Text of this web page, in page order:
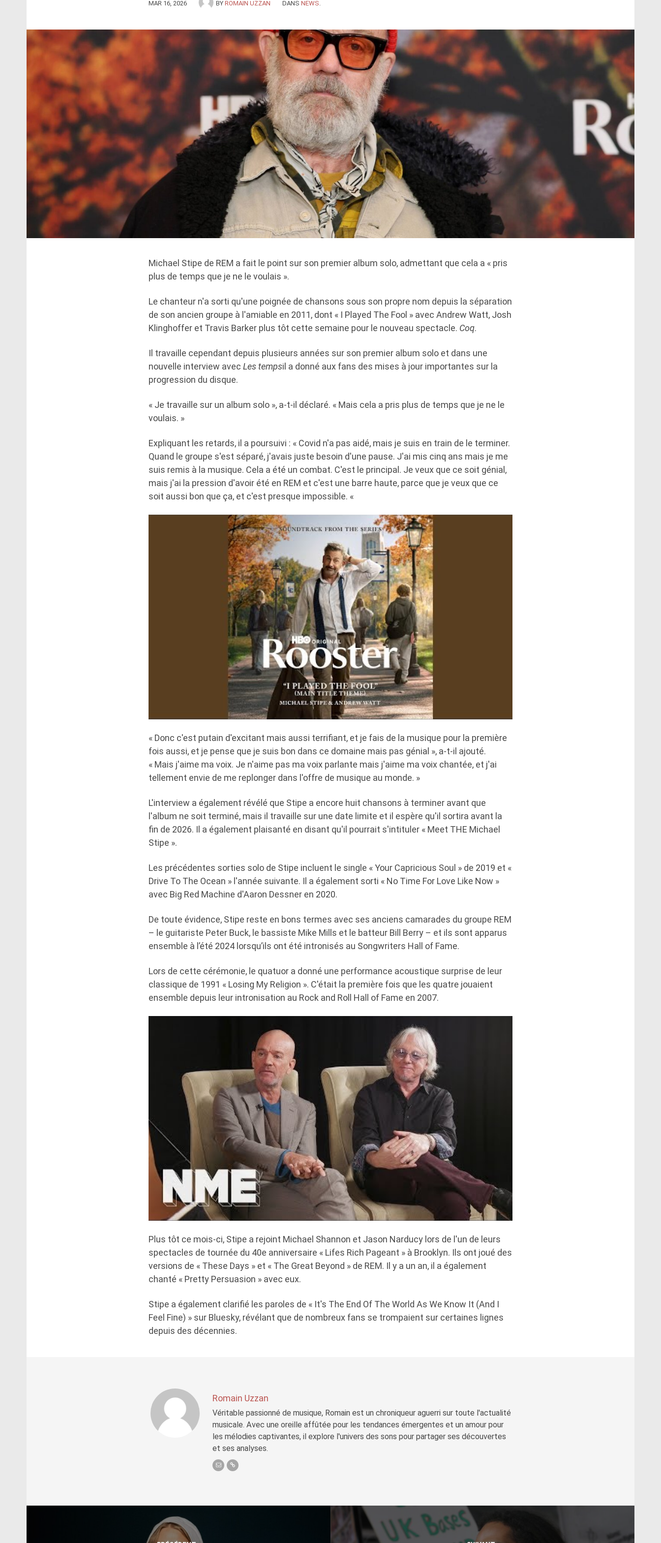
MAR 16, 2026 BY ROMAIN UZZAN DANS NEWS
Michael Stipe de REM a fait le point sur son premier album solo, admettant que cela a « pris
plus de temps que je ne le voulais ».
Le chanteur n'a sorti qu'une poignée de chansons sous son propre nom depuis la séparation
de son ancien groupe à l'amiable en 2011, dont « I Played The Fool » avec Andrew Watt, Josh
Klinghoffer et Travis Barker plus tôt cette semaine pour le nouveau spectacle. Coq.
Il travaille cependant depuis plusieurs années sur son premier album solo et dans une
nouvelle interview avec Les tempsil a donné aux fans des mises à jour importantes sur la
progression du disque.
« Je travaille sur un album solo », a-t-il déclaré. « Mais cela a pris plus de temps que je ne le
voulais. »
Expliquant les retards, il a poursuivi : « Covid n'a pas aidé, mais je suis en train de le terminer.
Quand le groupe s'est séparé, j'avais juste besoin d'une pause. J'ai mis cinq ans mais je me
suis remis à la musique. Cela a été un combat. C'est le principal. Je veux que ce soit génial,
mais j'ai la pression d'avoir été en REM et c'est une barre haute, parce que je veux que ce
soit aussi bon que ça, et c'est presque impossible. «
« Donc c'est putain d'excitant mais aussi terrifiant, et je fais de la musique pour la première
fois aussi, et je pense que je suis bon dans ce domaine mais pas génial », a-t-il ajouté.
« Mais j'aime ma voix. Je n'aime pas ma voix parlante mais j'aime ma voix chantée, et j'ai
tellement envie de me replonger dans l'offre de musique au monde. »
L'interview a également révélé que Stipe a encore huit chansons à terminer avant que
l'album ne soit terminé, mais il travaille sur une date limite et il espère qu'il sortira avant la
fin de 2026. Il a également plaisanté en disant qu'il pourrait s'intituler « Meet THE Michael
Stipe ».
Les précédentes sorties solo de Stipe incluent le single « Your Capricious Soul » de 2019 et «
Drive To The Ocean » l'année suivante. Il a également sorti « No Time For Love Like Now »
avec Big Red Machine d'Aaron Dessner en 2020.
De toute évidence, Stipe reste en bons termes avec ses anciens camarades du groupe REM
– le guitariste Peter Buck, le bassiste Mike Mills et le batteur Bill Berry – et ils sont apparus
ensemble à l’été 2024 lorsqu’ils ont été intronisés au Songwriters Hall of Fame.
Lors de cette cérémonie, le quatuor a donné une performance acoustique surprise de leur
classique de 1991 « Losing My Religion ». C'était la première fois que les quatre jouaient
ensemble depuis leur intronisation au Rock and Roll Hall of Fame en 2007.
Plus tôt ce mois-ci, Stipe a rejoint Michael Shannon et Jason Narducy lors de l'un de leurs
spectacles de tournée du 40e anniversaire « Lifes Rich Pageant » à Brooklyn. Ils ont joué des
versions de « These Days » et « The Great Beyond » de REM. Il y a un an, il a également
chanté « Pretty Persuasion » avec eux.
Stipe a également clarifié les paroles de « It's The End Of The World As We Know It (And I
Feel Fine) » sur Bluesky, révélant que de nombreux fans se trompaient sur certaines lignes
depuis des décennies.
Romain Uzzan
Véritable passionné de musique, Romain est un chroniqueur aguerri sur toute l'actualité
musicale. Avec une oreille affûtée pour les tendances émergentes et un amour pour
les mélodies captivantes, il explore l'univers des sons pour partager ses découvertes
et ses analyses.